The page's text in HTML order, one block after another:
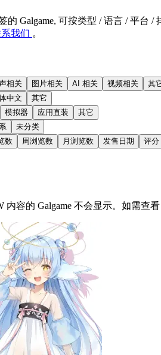
Galgame, 可按类型 / 语言 / 平台
我们 。
相关 图片相关 AI 相关 视频相关
其
中文
其它
模拟器 应用直装
其它
未分类
数 周浏览数 月浏览数 发售日期 评分
内容的 Galgame 不会显示。如需查